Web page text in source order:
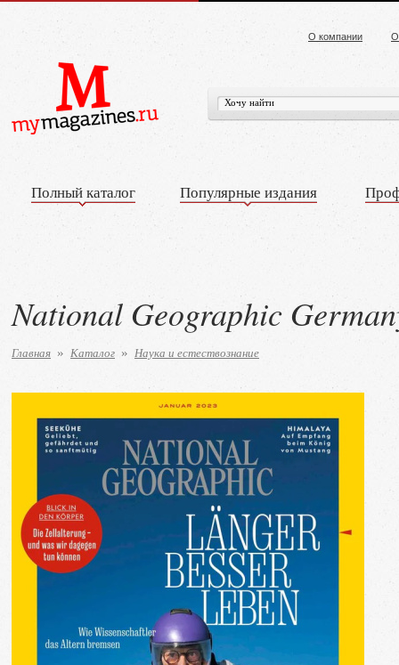
О компании
Полный каталог Популярные издания
National Geographic
Главная » Каталог » Наука и естествознание